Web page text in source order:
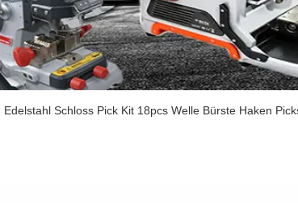
Edelstahl Schloss Pick Kit 18pcs Welle Bürste Haken